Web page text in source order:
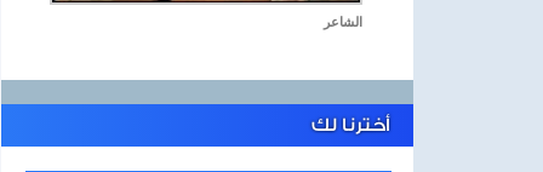
الشاعر
أخترنا لك